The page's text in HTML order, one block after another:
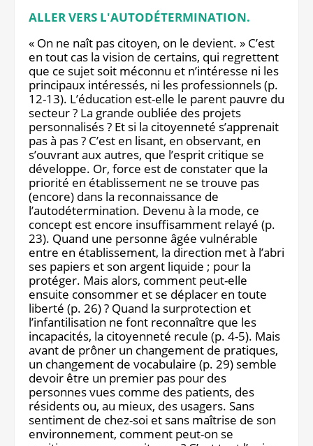
ALLER VERS L'AUTODÉTERMINATION.
« On ne naît pas citoyen, on le devient. » C’est
en tout cas la vision de certains, qui regrettent
que ce sujet soit méconnu et n’intéresse ni les
principaux intéressés, ni les professionnels (p.
12-13). L’éducation est-elle le parent pauvre du
secteur ? La grande oubliée des projets
personnalisés ? Et si la citoyenneté s’apprenait
pas à pas ? C’est en lisant, en observant, en
s’ouvrant aux autres, que l’esprit critique se
développe. Or, force est de constater que la
priorité en établissement ne se trouve pas
(encore) dans la reconnaissance de
l’autodétermination. Devenu à la mode, ce
concept est encore insuffisamment relayé (p.
23). Quand une personne âgée vulnérable
entre en établissement, la direction met à l’abri
ses papiers et son argent liquide ; pour la
protéger. Mais alors, comment peut-elle
ensuite consommer et se déplacer en toute
liberté (p. 26) ? Quand la surprotection et
l’infantilisation ne font reconnaître que les
incapacités, la citoyenneté recule (p. 4-5). Mais
avant de prôner un changement de pratiques,
un changement de vocabulaire (p. 29) semble
devoir être un premier pas pour des
personnes vues comme des patients, des
résidents ou, au mieux, des usagers. Sans
sentiment de chez-soi et sans maîtrise de son
environnement, comment peut-on se